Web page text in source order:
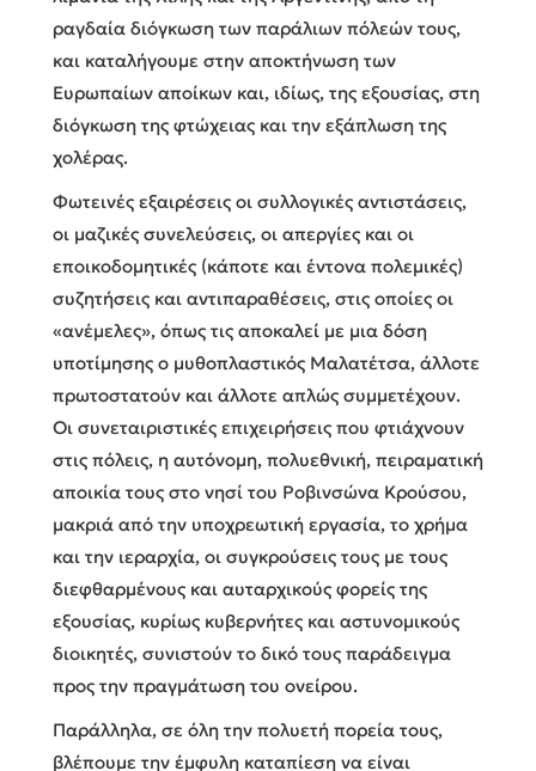
ραγδαία διόγκωση των παράλιων πόλεών τους,
και καταλήγουμε στην αποκτήνωση των
Ευρωπαίων αποίκων και, ιδίως, της εξουσίας, στη
διόγκωση της φτώχειας και την εξάπλωση της
χολέρας.
Φωτεινές εξαιρέσεις οι συλλογικές αντιστάσεις,
οι μαζικές συνελεύσεις, οι απεργίες και οι
εποικοδομητικές (κάποτε και έντονα πολεμικές)
συζητήσεις και αντιπαραθέσεις, στις οποίες οι
«ανέμελες», όπως τις αποκαλεί με μια δόση
υποτίμησης ο μυθοπλαστικός Μαλατέτσα, άλλοτε
πρωτοστατούν και άλλοτε απλώς συμμετέχουν.
Οι συνεταιριστικές επιχειρήσεις που φτιάχνουν
στις πόλεις, η αυτόνομη, πολυεθνική, πειραματική
αποικία τους στο νησί του Ροβινσώνα Κρούσου,
μακριά από την υποχρεωτική εργασία, το χρήμα
και την ιεραρχία, οι συγκρούσεις τους με τους
διεφθαρμένους και αυταρχικούς φορείς της
εξουσίας, κυρίως κυβερνήτες και αστυνομικούς
διοικητές, συνιστούν το δικό τους παράδειγμα
προς την πραγμάτωση του ονείρου.
Παράλληλα, σε όλη την πολυετή πορεία τους,
βλέπουμε την έμφυλη καταπίεση να είναι